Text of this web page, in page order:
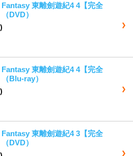
東離劍遊紀4 4【完全
DVD）
東離劍遊紀4 4【完全
Blu-ray）
東離劍遊紀4 3【完全
DVD）